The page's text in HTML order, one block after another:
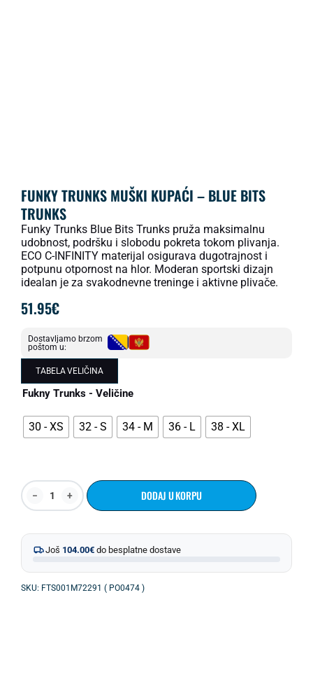
FUNKY TRUNKS MUŠKI KUPAĆI – BLUE BITS
TRUNKS
Funky Trunks Blue Bits Trunks pruža maksimalnu
udobnost, podršku i slobodu pokreta tokom plivanja.
ECO C-INFINITY materijal osigurava dugotrajnost i
potpunu otpornost na hlor. Moderan sportski dizajn
idealan je za svakodnevne treninge i aktivne plivače.
51.95€
Dostavljamo brzom
poštom u:
TABELA VELIČINA
Fukny Trunks - Veličine
30 - XS 32 - S 34 - M 36 - L 38 - XL
DODAJ U KORPU
Još 104.00€ do besplatne dostave
SKU: FTS001M72291 ( PO0474 )